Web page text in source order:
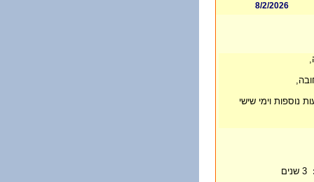
8/2/2026
וימי שישי
: 3 שנים